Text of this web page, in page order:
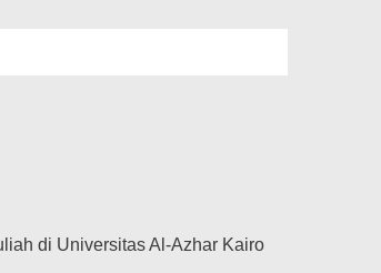
di Universitas Al-Azhar Kairo